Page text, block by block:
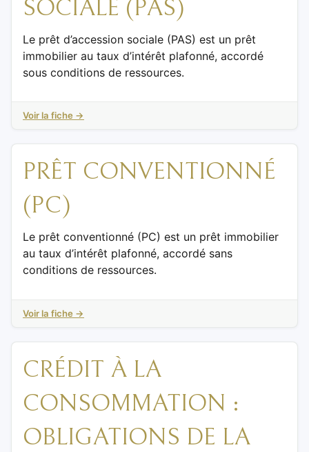
SOCIALE (PAS)
Le prêt d’accession sociale (PAS) est un prêt
immobilier au taux d’intérêt plafonné, accordé
sous conditions de ressources.
Voir la fiche →
PRÊT CONVENTIONNÉ
(PC)
Le prêt conventionné (PC) est un prêt immobilier
au taux d’intérêt plafonné, accordé sans
conditions de ressources.
Voir la fiche →
CRÉDIT À LA
CONSOMMATION :
OBLIGATIONS DE LA